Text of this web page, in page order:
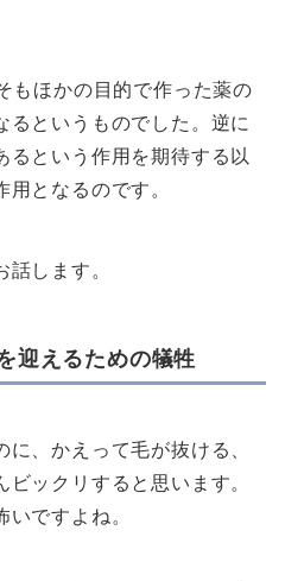
もほかの目的で作った薬の
るというものでした。逆に
るという作用を期待する以
となるのです。
します。
迎えるための犠牲
、かえって毛が抜ける、
ックリすると思います。
ですよね。